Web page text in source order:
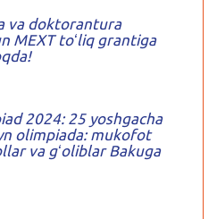
va doktorantura
MEXT toʻliq grantiga
2024: 25 yoshgacha
olimpiada: mukofot
va gʻoliblar Bakuga